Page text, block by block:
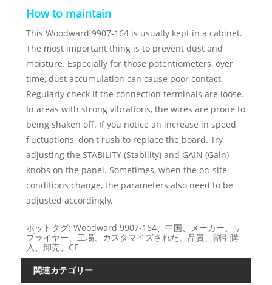
How to maintain
This Woodward 9907-164 is usually kept in a cabinet.
The most important thing is to prevent dust and
moisture. Especially for those potentiometers, over
time, dust accumulation can cause poor contact.
Regularly check if the connection terminals are loose.
In areas with strong vibrations, the wires are prone to
being shaken off. If you notice an increase in speed
fluctuations, don't rush to replace the board. Try
adjusting the STABILITY (Stability) and GAIN (Gain)
knobs on the panel. Sometimes, when the on-site
conditions change, the parameters also need to be
adjusted accordingly.
ホットタグ: Woodward 9907-164、中国、メーカー、サ
プライヤー、工場、カスタマイズされた、品質、割引購
入、卸売、CE
関連カテゴリー